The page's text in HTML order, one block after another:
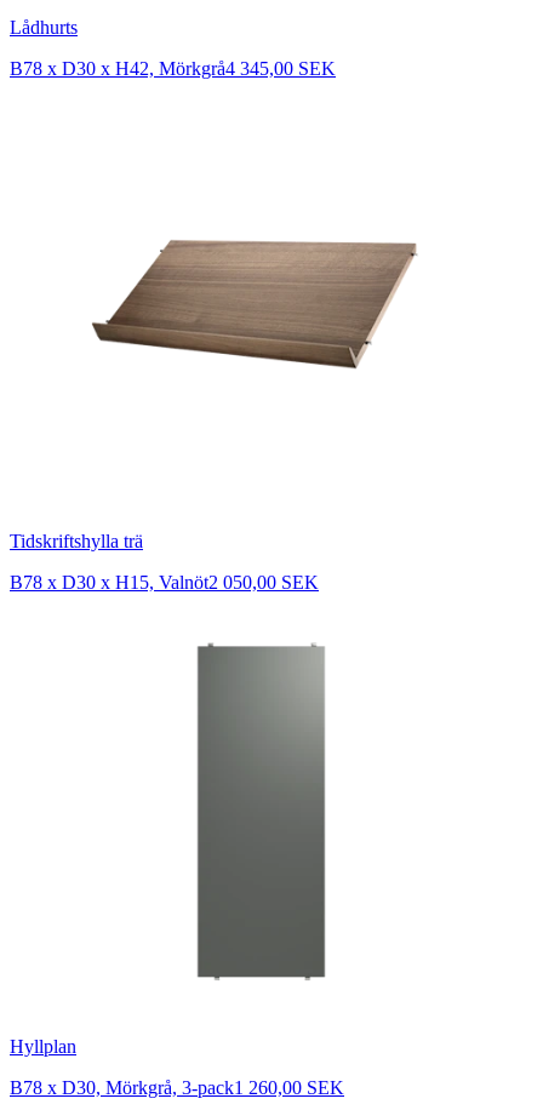
Lådhurts
B78 x D30 x H42, Mörkgrå4 345,00 SEK
Tidskriftshylla trä
B78 x D30 x H15, Valnöt2 050,00 SEK
Hyllplan
B78 x D30, Mörkgrå, 3-pack1 260,00 SEK